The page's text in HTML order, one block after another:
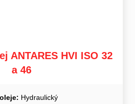
ANTARES HVI ISO 32
a 46
Hydraulický